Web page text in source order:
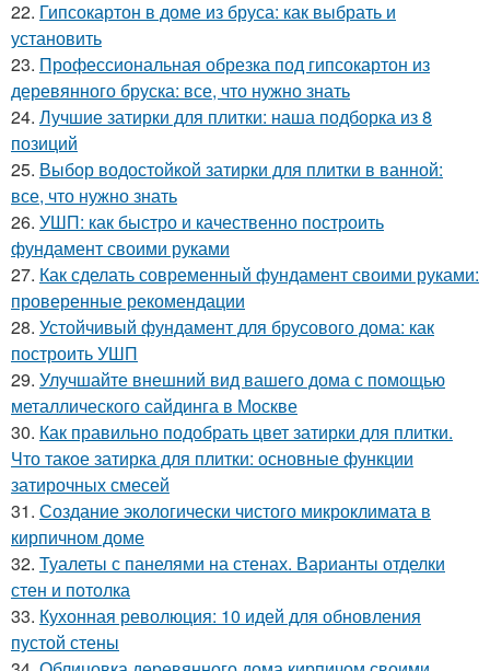
22. Гипсокартон в доме из бруса: как выбрать и
установить
23. Профессиональная обрезка под гипсокартон из
деревянного бруска: все, что нужно знать
24. Лучшие затирки для плитки: наша подборка из 8
позиций
25. Выбор водостойкой затирки для плитки в ванной:
все, что нужно знать
26. УШП: как быстро и качественно построить
фундамент своими руками
27. Как сделать современный фундамент своими руками:
проверенные рекомендации
28. Устойчивый фундамент для брусового дома: как
построить УШП
29. Улучшайте внешний вид вашего дома с помощью
металлического сайдинга в Москве
30. Как правильно подобрать цвет затирки для плитки.
Что такое затирка для плитки: основные функции
затирочных смесей
31. Создание экологически чистого микроклимата в
кирпичном доме
32. Туалеты с панелями на стенах. Варианты отделки
стен и потолка
33. Кухонная революция: 10 идей для обновления
пустой стены